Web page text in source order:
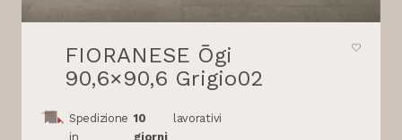
FIORANESE Ōgi
90,6×90,6 Grigio02
Spedizione
in
10
giorni
lavorativi